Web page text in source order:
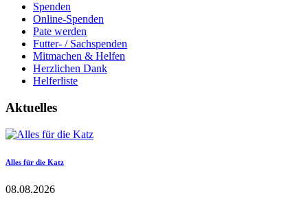
Spenden
Online-Spenden
Pate werden
Futter- / Sachspenden
Mitmachen & Helfen
Herzlichen Dank
Helferliste
Aktuelles
Alles für die Katz
08.08.2026